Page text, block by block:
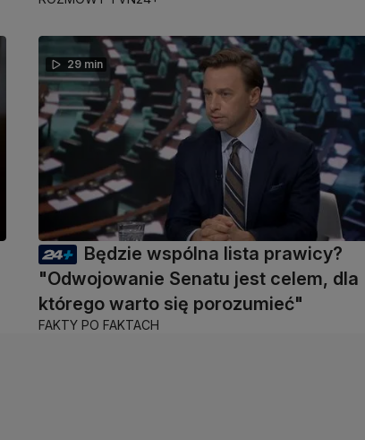
29 min
Będzie wspólna lista prawicy?
"Odwojowanie Senatu jest celem, dla
którego warto się porozumieć"
FAKTY PO FAKTACH